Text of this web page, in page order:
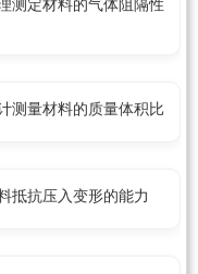
测定材料的气体阻隔性
测量材料的质量体积比
抵抗压入变形的能力